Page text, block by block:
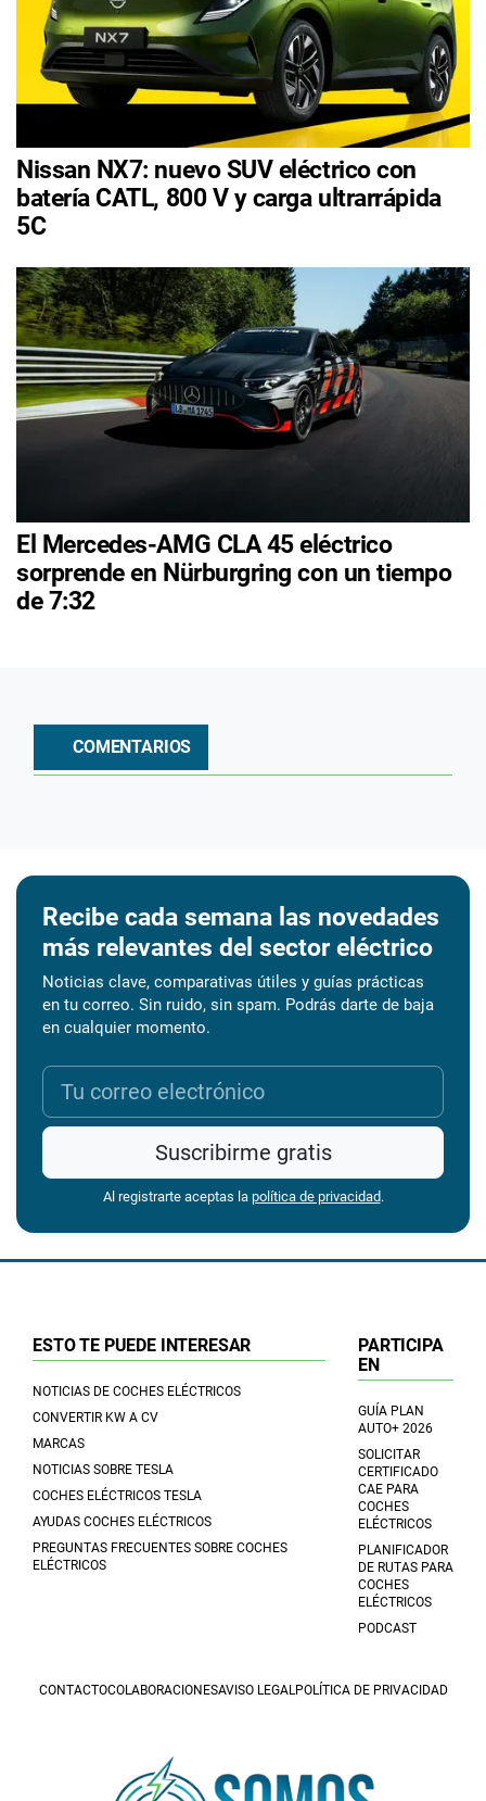
Nissan NX7: nuevo SUV eléctrico con
batería CATL, 800 V y carga ultrarrápida
5C
El Mercedes-AMG CLA 45 eléctrico
sorprende en Nürburgring con un tiempo
de 7:32
COMENTARIOS
Recibe cada semana las novedades
más relevantes del sector eléctrico
Noticias clave, comparativas útiles y guías prácticas
en tu correo. Sin ruido, sin spam. Podrás darte de baja
en cualquier momento.
Suscribirme gratis
Al registrarte aceptas la política de privacidad.
ESTO TE PUEDE INTERESAR
NOTICIAS DE COCHES ELÉCTRICOS
CONVERTIR KW A CV
MARCAS
NOTICIAS SOBRE TESLA
COCHES ELÉCTRICOS TESLA
AYUDAS COCHES ELÉCTRICOS
PREGUNTAS FRECUENTES SOBRE COCHES
ELÉCTRICOS
PARTICIPA
EN
GUÍA PLAN
AUTO+ 2026
SOLICITAR
CERTIFICADO
CAE PARA
COCHES
ELÉCTRICOS
PLANIFICADOR
DE RUTAS PARA
COCHES
ELÉCTRICOS
PODCAST
CONTACTOCOLABORACIONESAVISO LEGALPOLÍTICA DE PRIVACIDAD